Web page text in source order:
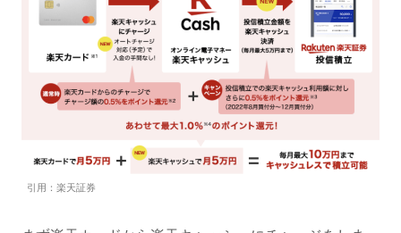
引用：楽天証券